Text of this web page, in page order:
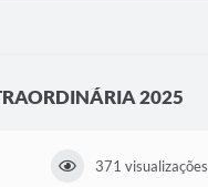
2025
371 visualizações